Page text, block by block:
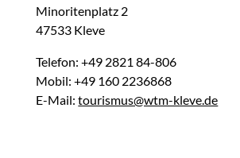
Minoritenplatz 2
47533 Kleve
Telefon: +49 2821 84-806
Mobil: +49 160 2236868
E-Mail:tourismus@wtm-kleve.de